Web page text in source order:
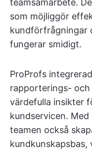
teamsamarbete.
som möjliggör
kundförfrågningar
fungerar smidigt.
ProProfs
rapporterings-
värdefulla insikter
kundservicen. Med
teamen också
kundkunskapsbas,